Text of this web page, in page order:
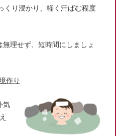
くり浸かり、軽く汗ばむ程度
無理せず、短時間にしましょ
作り
気